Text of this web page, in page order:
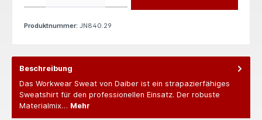
Produktnummer: JN840.29
Beschreibung
Das Workwear Sweat von Daiber ist ein strapazierfähiges
Sweatshirt für den professionellen Einsatz. Der robuste
Materialmix… Mehr